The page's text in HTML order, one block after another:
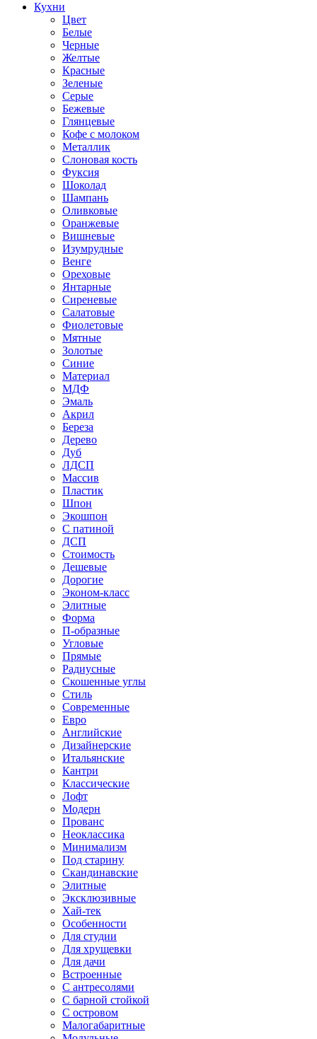
Кухни
Цвет
Белые
Черные
Желтые
Красные
Зеленые
Серые
Бежевые
Глянцевые
Кофе с молоком
Металлик
Слоновая кость
Фуксия
Шоколад
Шампань
Оливковые
Оранжевые
Вишневые
Изумрудные
Венге
Ореховые
Янтарные
Сиреневые
Салатовые
Фиолетовые
Мятные
Золотые
Синие
Материал
МДФ
Эмаль
Акрил
Береза
Дерево
Дуб
ЛДСП
Массив
Пластик
Шпон
Экошпон
С патиной
ДСП
Стоимость
Дешевые
Дорогие
Эконом-класс
Элитные
Форма
П-образные
Угловые
Прямые
Радиусные
Скошенные углы
Стиль
Современные
Евро
Английские
Дизайнерские
Итальянские
Кантри
Классические
Лофт
Модерн
Прованс
Неоклассика
Минимализм
Под старину
Скандинавские
Элитные
Эксклюзивные
Хай-тек
Особенности
Для студии
Для хрущевки
Для дачи
Встроенные
С антресолями
С барной стойкой
С островом
Малогабаритные